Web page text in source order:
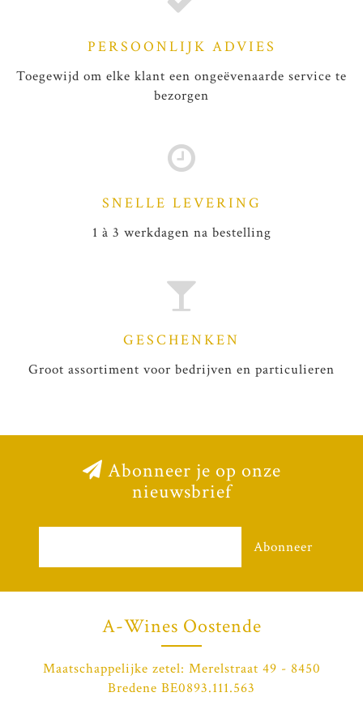
PERSOONLIJK ADVIES
Toegewijd om elke klant een ongeëvenaarde service te
bezorgen
SNELLE LEVERING
1 à 3 werkdagen na bestelling
GESCHENKEN
Groot assortiment voor bedrijven en particulieren
Abonneer je op onze
nieuwsbrief
Abonneer
A-Wines Oostende
Maatschappelijke zetel: Merelstraat 49 - 8450
Bredene BE0893.111.563